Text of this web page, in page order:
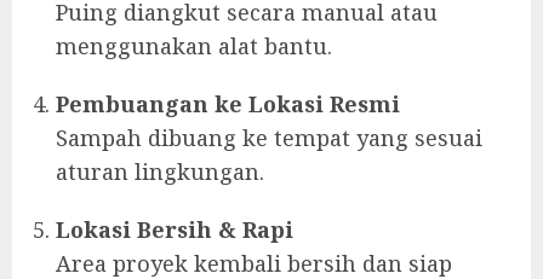
Puing diangkut secara manual atau
menggunakan alat bantu.
Pembuangan ke Lokasi Resmi
Sampah dibuang ke tempat yang sesuai
aturan lingkungan.
Lokasi Bersih & Rapi
Area proyek kembali bersih dan siap